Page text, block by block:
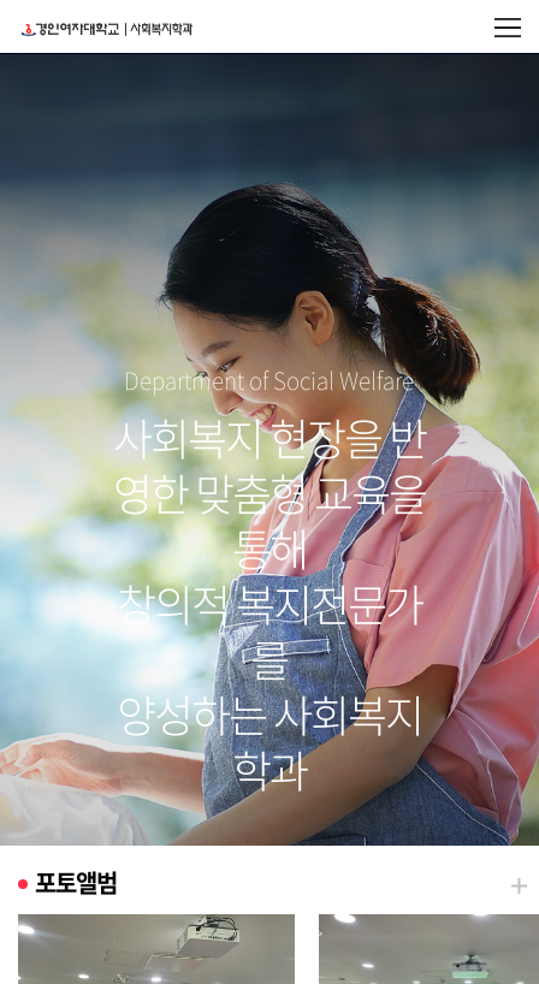
Department of Social Welfare
사회복지 현장을 반
영한 맞춤형 교육을
통해
창의적 복지전문가
를
양성하는 사회복지
학과
포토앨범